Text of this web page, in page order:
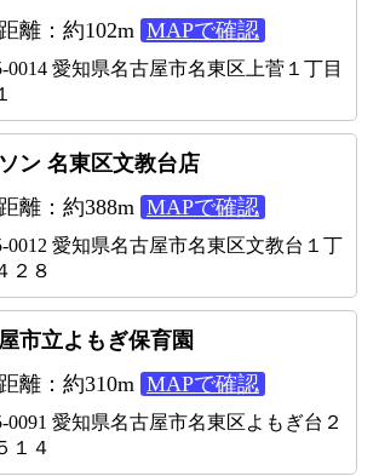
離：約102m MAPで確認
0014 愛知県名古屋市名東区上菅１丁目
ン 名東区文教台店
離：約388m MAPで確認
0012 愛知県名古屋市名東区文教台１丁
２８
市立よもぎ保育園
離：約310m MAPで確認
0091 愛知県名古屋市名東区よもぎ台２
１４